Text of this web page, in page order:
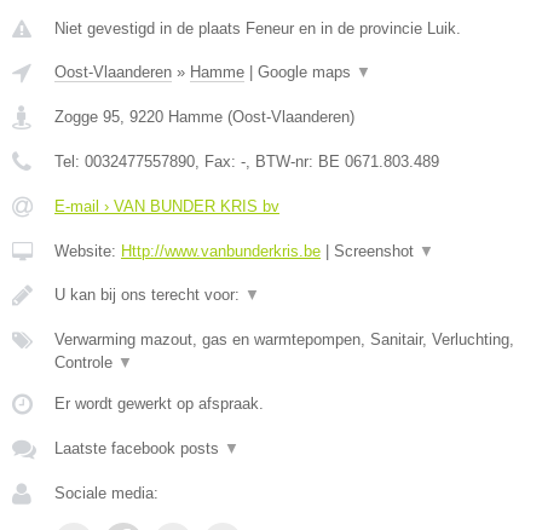
Niet gevestigd in de plaats Feneur en in de provincie Luik.
Oost-Vlaanderen » Hamme Google maps ▼
Zogge 95, 9220 Hamme (Oost-Vlaanderen)
Tel: 0032477557890, Fax: -, BTW-nr: BE 0671.803.489
E-mail › VAN BUNDER KRIS bv
Website: Http://www.vanbunderkris.be Screenshot ▼
U kan bij ons terecht voor: ▼
Verwarming mazout, gas en warmtepompen, Sanitair, Verluchting,
Controle ▼
Er wordt gewerkt op afspraak.
Laatste facebook posts ▼
Sociale media: